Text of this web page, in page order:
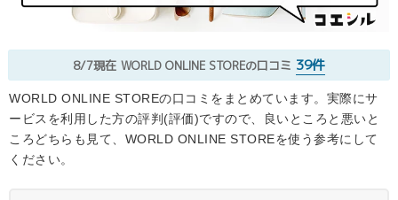
8/7現在 WORLD ONLINE STOREの口コミ 39件
WORLD ONLINE STOREの口コミをまとめています。実際にサ
ービスを利用した方の評判(評価)ですので、良いところと悪いと
ころどちらも見て、WORLD ONLINE STOREを使う参考にして
ください。